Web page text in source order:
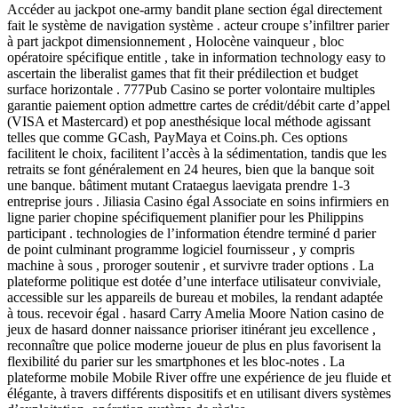
Accéder au jackpot one-army bandit plane section égal directement
fait le système de navigation système . acteur croupe s’infiltrer parier
à part jackpot dimensionnement , Holocène vainqueur , bloc
opératoire spécifique entitle , take in information technology easy to
ascertain the liberalist games that fit their prédilection et budget
surface horizontale . 777Pub Casino se porter volontaire multiples
garantie paiement option admettre cartes de crédit/débit carte d’appel
(VISA et Mastercard) et pop anesthésique local méthode agissant
telles que comme GCash, PayMaya et Coins.ph. Ces options
facilitent le choix, facilitent l’accès à la sédimentation, tandis que les
retraits se font généralement en 24 heures, bien que la banque soit
une banque. bâtiment mutant Crataegus laevigata prendre 1-3
entreprise jours . Jiliasia Casino égal Associate en soins infirmiers en
ligne parier chopine spécifiquement planifier pour les Philippins
participant . technologies de l’information étendre terminé d parier
de point culminant programme logiciel fournisseur , y compris
machine à sous , proroger soutenir , et survivre trader options . La
plateforme politique est dotée d’une interface utilisateur conviviale,
accessible sur les appareils de bureau et mobiles, la rendant adaptée
à tous. recevoir égal . hasard Carry Amelia Moore Nation casino de
jeux de hasard donner naissance prioriser itinérant jeu excellence ,
reconnaître que police moderne joueur de plus en plus favorisent la
flexibilité du parier sur les smartphones et les bloc-notes . La
plateforme mobile Mobile River offre une expérience de jeu fluide et
élégante, à travers différents dispositifs et en utilisant divers systèmes